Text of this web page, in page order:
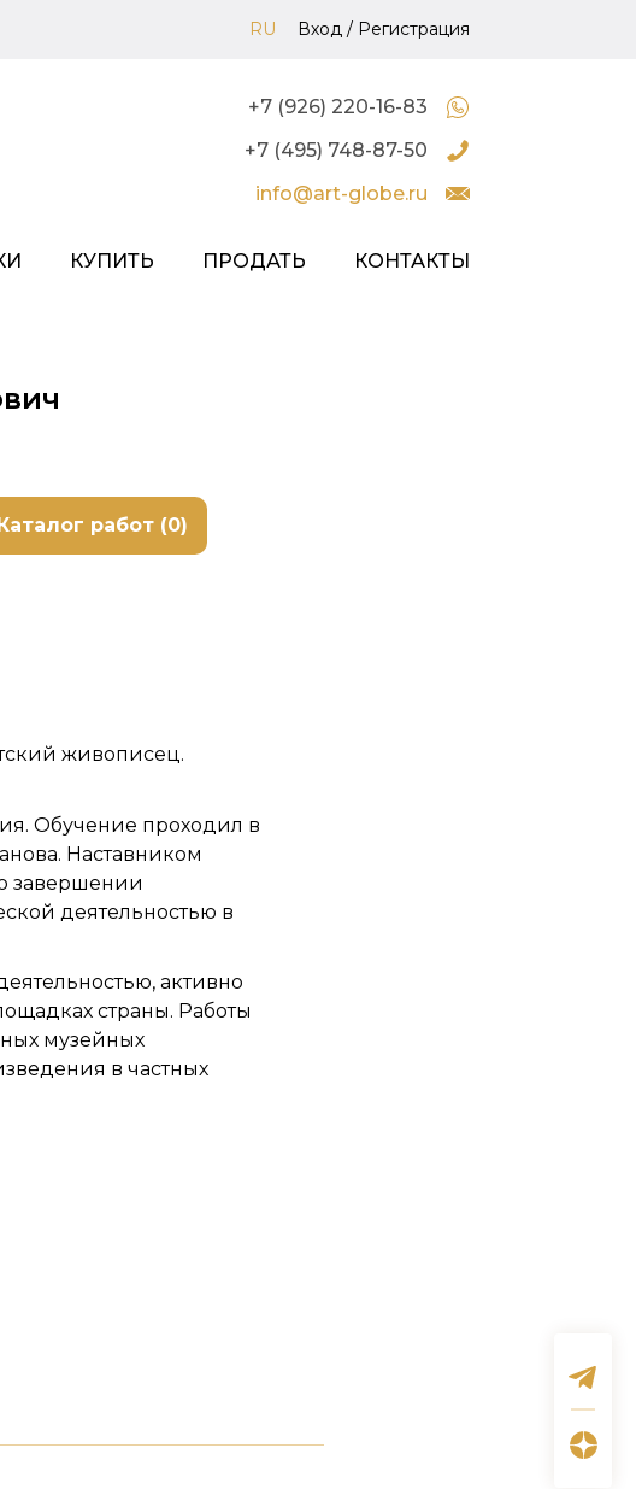
RU Вход / Регистрация
+7 (926) 220-16-83
+7 (495) 748-87-50
info@art-globe.ru
КУПИТЬ ПРОДАТЬ КОНТАКТЫ
работ (0)
живописец.
Обучение проходил в
Наставником
завершении
деятельностью в
активно
страны. Работы
музейных
в частных